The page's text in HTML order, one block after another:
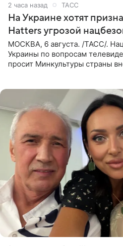
2 часа назад ТАСС
На Украине хотят
Hatters угрозой
МОСКВА, 6 августа. /ТАСС/.
Украины по вопросам
просит Минкультуры страны